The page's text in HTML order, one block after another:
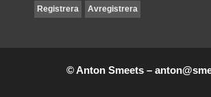
© Anton Smeets –